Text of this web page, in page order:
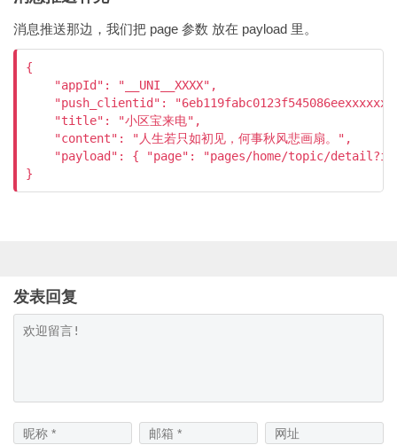
消息推送那边，我们把 page 参数 放在 payload 里。
{
    "appId": "__UNI__XXXX",
"push_clientid":
    "title": "小区宝来电",
    "content": "人生若只如初见，何事秋风悲画扇。",
"payload": { "page": "pages/home/topic/
发表回复